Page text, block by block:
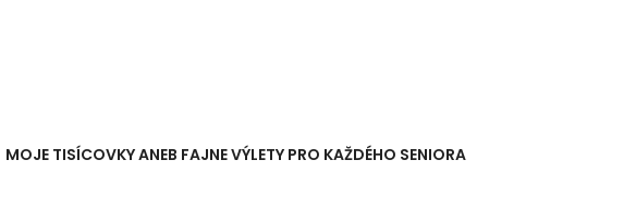
MOJE TISÍCOVKY ANEB FAJNE VÝLETY PRO KAŽDÉHO SENIORA